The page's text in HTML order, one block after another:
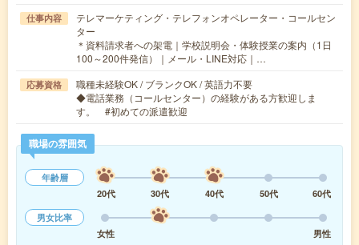
仕事内容
テレマーケティング・テレフォンオペレーター・コールセン
ター
＊資料請求者への架電｜学校説明会・体験授業の案内（1日
100～200件発信）｜メール・LINE対応｜…
応募資格
職種未経験OK / ブランクOK / 英語力不要
◆電話業務（コールセンター）の経験がある方歓迎しま
す。 #初めての派遣歓迎
職場の雰囲気
年齢層
20代
30代 40代 50代
60代
男女比率
女性
男性